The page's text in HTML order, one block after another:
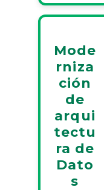
Mode
rniza
ción
de
arqui
tectu
ra de
Dato
s